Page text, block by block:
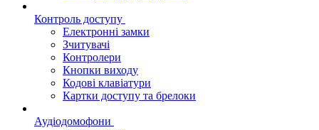
Контроль доступу
Електронні замки
Зчитувачі
Контролери
Кнопки виходу
Кодові клавіатури
Картки доступу та брелоки
Аудіодомофони